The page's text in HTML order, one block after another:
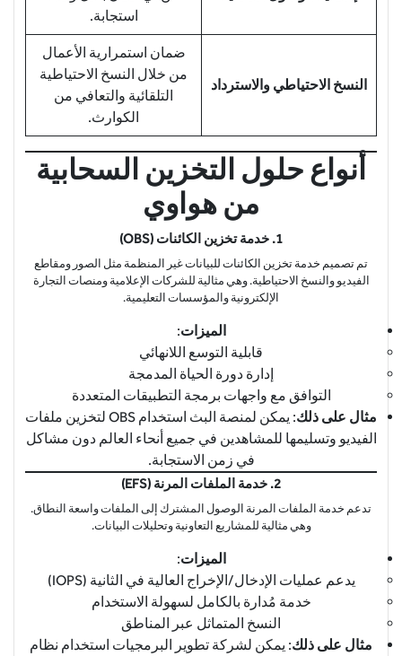
استجابة.
النسخ الاحتياطي والاسترداد
ضمان استمرارية الأعمال
من خلال النسخ الاحتياطية
التلقائية والتعافي من
الكوارث.
أنواع حلول التخزين السحابية
من هواوي
1. خدمة تخزين الكائنات (OBS)
تم تصميم خدمة تخزين الكائنات للبيانات غير المنظمة مثل الصور ومقاطع
الفيديو والنسخ الاحتياطية. وهي مثالية للشركات الإعلامية ومنصات التجارة
الإلكترونية والمؤسسات التعليمية.
الميزات:
قابلية التوسع اللانهائي
إدارة دورة الحياة المدمجة
التوافق مع واجهات برمجة التطبيقات المتعددة
مثال على ذلك
: يمكن لمنصة البث استخدام OBS لتخزين ملفات
الفيديو وتسليمها للمشاهدين في جميع أنحاء العالم دون مشاكل
في زمن الاستجابة.
2. خدمة الملفات المرنة (EFS)
تدعم خدمة الملفات المرنة الوصول المشترك إلى الملفات واسعة النطاق.
وهي مثالية للمشاريع التعاونية وتحليلات البيانات.
الميزات:
يدعم عمليات الإدخال/الإخراج العالية في الثانية (IOPS)
خدمة مُدارة بالكامل لسهولة الاستخدام
النسخ المتماثل عبر المناطق
مثال على ذلك: يمكن لشركة تطوير البرمجيات استخدام نظام